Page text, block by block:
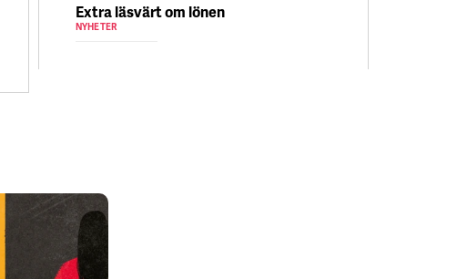
Extra läsvärt om lönen
NYHETER